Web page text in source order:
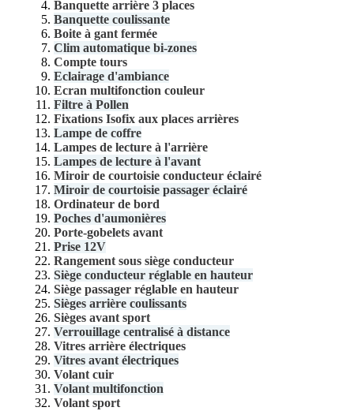
Banquette arrière 3 places
Banquette coulissante
Boite à gant fermée
Clim automatique bi-zones
Compte tours
Eclairage d'ambiance
Ecran multifonction couleur
Filtre à Pollen
Fixations Isofix aux places arrières
Lampe de coffre
Lampes de lecture à l'arrière
Lampes de lecture à l'avant
Miroir de courtoisie conducteur éclairé
Miroir de courtoisie passager éclairé
Ordinateur de bord
Poches d'aumonières
Porte-gobelets avant
Prise 12V
Rangement sous siège conducteur
Siège conducteur réglable en hauteur
Siège passager réglable en hauteur
Sièges arrière coulissants
Sièges avant sport
Verrouillage centralisé à distance
Vitres arrière électriques
Vitres avant électriques
Volant cuir
Volant multifonction
Volant sport